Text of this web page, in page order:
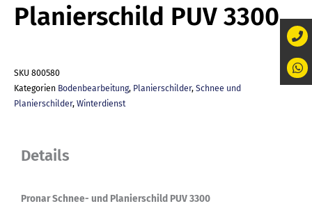
Planierschild PUV 3300
SKU 800580
Kategorien Bodenbearbeitung, Planierschilder, Schnee und
Planierschilder, Winterdienst
Details
Pronar Schnee- und Planierschild PUV 3300